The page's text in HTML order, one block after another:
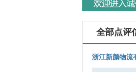
全部点评
浙江新颜物流